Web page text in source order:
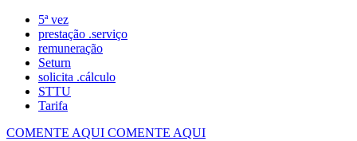
5ª vez
prestação .serviço
remuneração
Seturn
solicita .cálculo
STTU
Tarifa
COMENTE AQUI COMENTE AQUI